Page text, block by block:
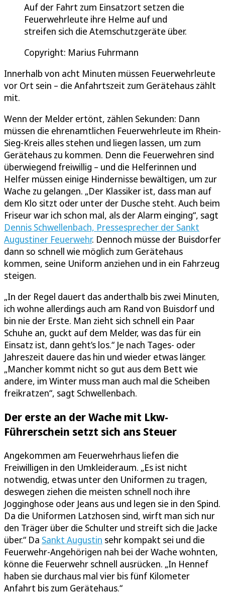
Auf der Fahrt zum Einsatzort setzen die
Feuerwehrleute ihre Helme auf und
streifen sich die Atemschutzgeräte über.
Copyright: Marius Fuhrmann
Innerhalb von acht Minuten müssen Feuerwehrleute
vor Ort sein – die Anfahrtszeit zum Gerätehaus zählt
mit.
Wenn der Melder ertönt, zählen Sekunden: Dann
müssen die ehrenamtlichen Feuerwehrleute im Rhein-
Sieg-Kreis alles stehen und liegen lassen, um zum
Gerätehaus zu kommen. Denn die Feuerwehren sind
überwiegend freiwillig – und die Helferinnen und
Helfer müssen einige Hindernisse bewältigen, um zur
Wache zu gelangen. „Der Klassiker ist, dass man auf
dem Klo sitzt oder unter der Dusche steht. Auch beim
Friseur war ich schon mal, als der Alarm einging“, sagt
Dennis Schwellenbach, Pressesprecher der Sankt
Augustiner Feuerwehr. Dennoch müsse der Buisdorfer
dann so schnell wie möglich zum Gerätehaus
kommen, seine Uniform anziehen und in ein Fahrzeug
steigen.
„In der Regel dauert das anderthalb bis zwei Minuten,
ich wohne allerdings auch am Rand von Buisdorf und
bin nie der Erste. Man zieht sich schnell ein Paar
Schuhe an, guckt auf dem Melder, was das für ein
Einsatz ist, dann geht’s los.“ Je nach Tages- oder
Jahreszeit dauere das hin und wieder etwas länger.
„Mancher kommt nicht so gut aus dem Bett wie
andere, im Winter muss man auch mal die Scheiben
freikratzen“, sagt Schwellenbach.
Der erste an der Wache mit Lkw-
Führerschein setzt sich ans Steuer
Angekommen am Feuerwehrhaus liefen die
Freiwilligen in den Umkleideraum. „Es ist nicht
notwendig, etwas unter den Uniformen zu tragen,
deswegen ziehen die meisten schnell noch ihre
Jogginghose oder Jeans aus und legen sie in den Spind.
Da die Uniformen Latzhosen sind, wirft man sich nur
den Träger über die Schulter und streift sich die Jacke
über.“ Da Sankt Augustin sehr kompakt sei und die
Feuerwehr-Angehörigen nah bei der Wache wohnten,
könne die Feuerwehr schnell ausrücken. „In Hennef
haben sie durchaus mal vier bis fünf Kilometer
Anfahrt bis zum Gerätehaus.“